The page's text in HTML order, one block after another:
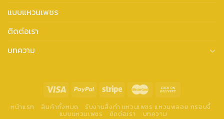
แบบแหวนเพชร
ติดต่อเรา
บทความ
หน้าแรก สินค้าทั้งหมด รับงานสั่งทำ แหวนเพชร แหวนพลอย กรอบจี้
แบบแหวนเพชร ติดต่อเรา บทความ